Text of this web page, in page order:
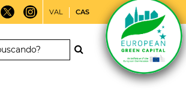
VAL CAS